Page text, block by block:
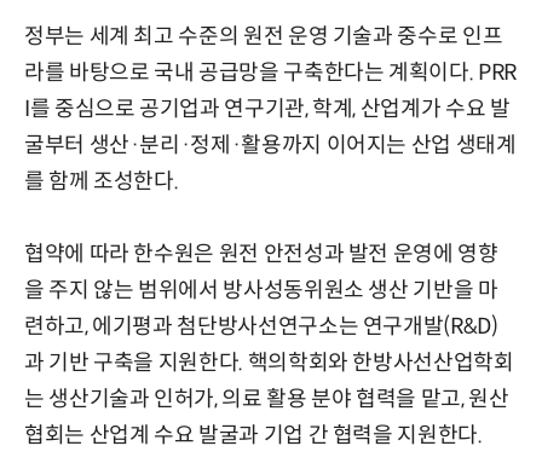
정부는 세계 최고 수준의 원전 운영 기술과 중수로 인프
라를 바탕으로 국내 공급망을 구축한다는 계획이다. PRR
I를 중심으로 공기업과 연구기관, 학계, 산업계가 수요 발
굴부터 생산·분리·정제·활용까지 이어지는 산업 생태계
를 함께 조성한다.
협약에 따라 한수원은 원전 안전성과 발전 운영에 영향
을 주지 않는 범위에서 방사성동위원소 생산 기반을 마
련하고, 에기평과 첨단방사선연구소는 연구개발(R&D)
과 기반 구축을 지원한다. 핵의학회와 한방사선산업학회
는 생산기술과 인허가, 의료 활용 분야 협력을 맡고, 원산
협회는 산업계 수요 발굴과 기업 간 협력을 지원한다.